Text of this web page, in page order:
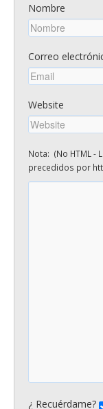
Nombre
Correo
Website
Nota: (No HTML -
precedidos por
¿ Recuérdame?